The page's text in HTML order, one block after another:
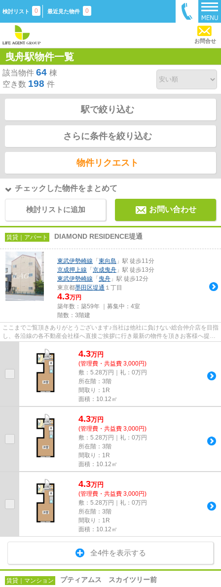
検討リスト 0 最近見た物件 0
お問合せ
曳舟駅物件一覧
該当物件 64 棟
空き数 198 件
駅で絞り込む
さらに条件を絞り込む
物件リクエスト
チェックした物件をまとめて
検討リストに追加 お問い合わせ
賃貸｜アパート DIAMOND RESIDENCE堤通
東武伊勢崎線 「 東向島 」駅 徒歩11分
京成押上線 「 京成曳舟 」駅 徒歩13分
東武伊勢崎線 「 曳舟 」駅 徒歩12分
東京都墨田区堤通 １丁目
4.3万円
築年数：築59年 ｜募集中： 4室
階数：3階建
ここまでご覧頂きありがとうございます♪当社は他社に負けない総合仲介店を目指
し、各沿線の各不動産会社様へ直接ご挨拶に行き最新の物件を頂きお客様へ提供
4.3万円
(管理費・共益費 3,000円)
敷：5.28万円｜礼：0万円
所在階：3階
間取り：1R
面積：10.12㎡
4.3万円
(管理費・共益費 3,000円)
敷：5.28万円｜礼：0万円
所在階：3階
間取り：1R
面積：10.12㎡
4.3万円
(管理費・共益費 3,000円)
敷：5.28万円｜礼：0万円
所在階：3階
間取り：1R
面積：10.12㎡
全4件を表示する
賃貸｜マンション プティアムス スカイツリー前